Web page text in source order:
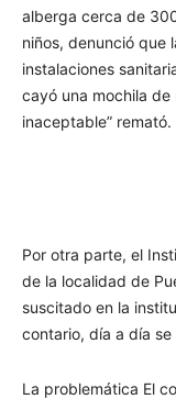
alberga cerca de
niños, denunció que
instalaciones
cayó una mochila de
inaceptable” remató.
Por otra parte, el
de la localidad de
suscitado en la
contario, día a día se
La problemática El